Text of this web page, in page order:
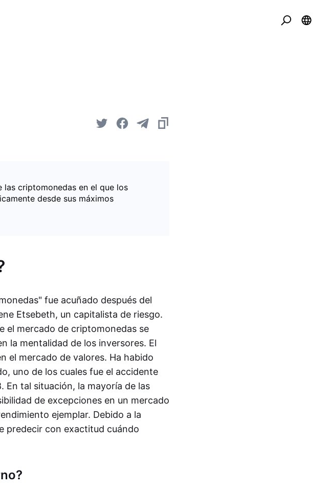
criptomonedas en el que los
desde sus máximos
fue acuñado después del
Etsebeth, un capitalista de riesgo.
el mercado de criptomonedas se
la mentalidad de los inversores. El
el mercado de valores. Ha habido
uno de los cuales fue el accidente
En tal situación, la mayoría de las
de excepciones en un mercado
ejemplar. Debido a la
predecir con exactitud cuándo